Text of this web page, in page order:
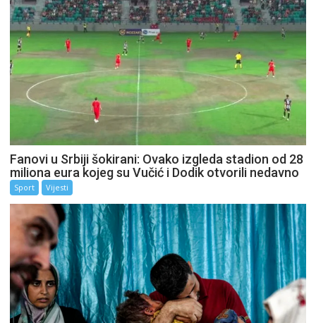
Fanovi u Srbiji šokirani: Ovako izgleda stadion od 28
miliona eura kojeg su Vučić i Dodik otvorili nedavno
Sport Vijesti